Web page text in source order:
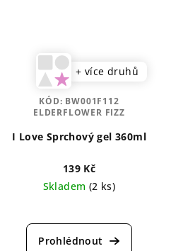
+ více druhů
I Love Sprchový gel 360ml
139 Kč
Skladem (2 ks)
hodnocení
produktu
KÓD: BW001F112
ELDERFLOWER FIZZ